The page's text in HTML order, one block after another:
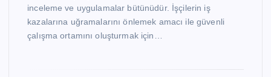
inceleme ve uygulamalar bütünüdür. İşçilerin iş
kazalarına uğramalarını önlemek amacı ile güvenli
çalışma ortamını oluşturmak için…